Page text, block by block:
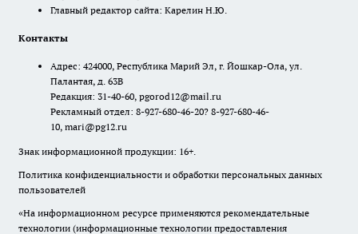
Главный редактор сайта: Карелин Н.Ю.
Контакты
Адрес: 424000, Республика Марий Эл, г. Йошкар-Ола, ул.
Палантая, д. 63В
Редакция: 31-40-60, pgorod12@mail.ru
Рекламный отдел: 8-927-680-46-20? 8-927-680-46-
10, mari@pg12.ru
Знак информационной продукции: 16+.
Политика конфиденциальности и обработки персональных данных
пользователей
«На информационном ресурсе применяются рекомендательные
технологии (информационные технологии предоставления